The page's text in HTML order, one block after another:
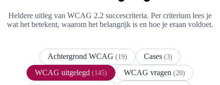
Heldere uitleg van WCAG 2.2 succescriteria. Per criterium lees je
wat het betekent, waarom het belangrijk is en hoe je eraan voldoet.
Achtergrond WCAG (19) Cases (3)
WCAG uitgelegd (145) WCAG vragen (20)